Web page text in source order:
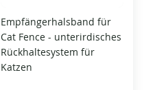
Empfängerhalsband für
Cat Fence - unterirdisches
Rückhaltesystem für
Katzen